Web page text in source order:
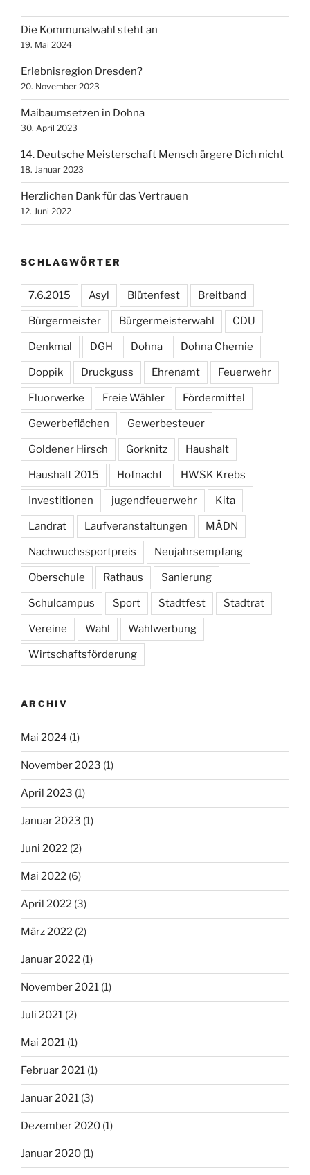
Die Kommunalwahl steht an
19. Mai 2024
Erlebnisregion Dresden?
20. November 2023
Maibaumsetzen in Dohna
30. April 2023
14. Deutsche Meisterschaft Mensch ärgere Dich nicht
18. Januar 2023
Herzlichen Dank für das Vertrauen
12. Juni 2022
SCHLAGWÖRTER
7.6.2015 Asyl Blütenfest Breitband
Bürgermeister Bürgermeisterwahl CDU
Denkmal DGH Dohna Dohna Chemie
Doppik Druckguss Ehrenamt Feuerwehr
Fluorwerke Freie Wähler Fördermittel
Gewerbeflächen Gewerbesteuer
Goldener Hirsch Gorknitz Haushalt
Haushalt 2015 Hofnacht HWSK Krebs
Investitionen jugendfeuerwehr Kita
Landrat Laufveranstaltungen MÄDN
Nachwuchssportpreis Neujahrsempfang
Oberschule Rathaus Sanierung
Schulcampus Sport Stadtfest Stadtrat
Vereine Wahl Wahlwerbung
Wirtschaftsförderung
ARCHIV
Mai 2024 (1)
November 2023 (1)
April 2023 (1)
Januar 2023 (1)
Juni 2022 (2)
Mai 2022 (6)
April 2022 (3)
März 2022 (2)
Januar 2022 (1)
November 2021 (1)
Juli 2021 (2)
Mai 2021 (1)
Februar 2021 (1)
Januar 2021 (3)
Dezember 2020 (1)
Januar 2020 (1)